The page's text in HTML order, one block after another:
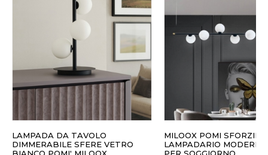
LAMPADA DA TAVOLO
DIMMERABILE SFERE VETRO
BIANCO POMI' MILOOX
MILOOX POMI SFORZIN
LAMPADARIO
PER SOGGIORNO